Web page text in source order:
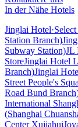
In der Nähe Hotels
Jinglai
Station Branch)
Subway Station)JL
StoreJinglai Hotel
Branch)Jinglai
Street People's
Road Bund
International
(Shanghai
Center Xujiahui